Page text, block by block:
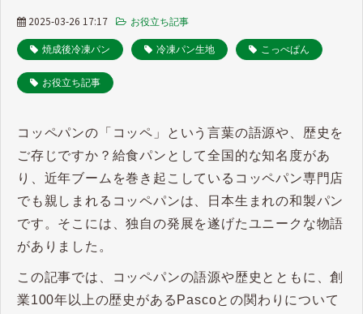
2025-03-26 17:17 お役立ち記事
焼成後冷凍パン 冷凍パン生地 こっぺぱん
お役立ち記事
コッペパンの「コッペ」という言葉の語源や、歴史を
ご存じですか？給食パンとして全国的な知名度があ
り、近年ブームを巻き起こしているコッペパン専門店
でも親しまれるコッペパンは、日本生まれの和製パン
です。そこには、独自の発展を遂げたユニークな物語
がありました。
この記事では、コッペパンの語源や歴史とともに、創
業100年以上の歴史があるPascoとの関わりについて